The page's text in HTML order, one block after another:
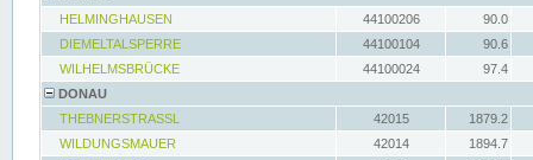
HELMINGHAUSEN
44100206
90.0
DIEMELTALSPERRE
44100104
90.6
WILHELMSBRÜCKE
44100024
97.4
DONAU
THEBNERSTRASSL
42015
1879.2
WILDUNGSMAUER
42014
1894.7